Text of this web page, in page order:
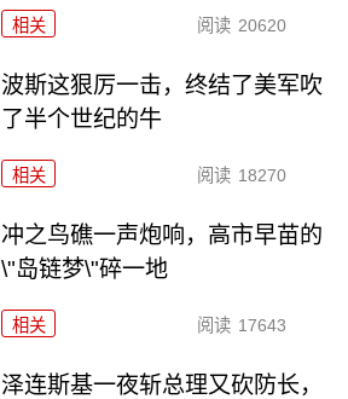
相关 阅读 20620
波斯这狠厉一击，终结了美军吹
了半个世纪的牛
相关 阅读 18270
冲之鸟礁一声炮响，高市早苗的
\"岛链梦\"碎一地
相关 阅读 17643
泽连斯基一夜斩总理又砍防长，